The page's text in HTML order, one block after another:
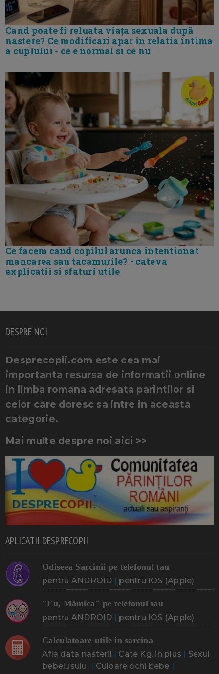
Cand poate fi reluata viața sexuala după
nastere? Ce modificari apar in relatia intima
a cuplului - ce e normal si ce nu
Ce facem cand copilul arunca intentionat
mancarea sau tacamurile? - cateva
explicatii si sfaturi utile
DESPRE NOI
Desprecopii.com este cea mai
importanta resursa de informatii online
in limba romana adresata parintilor si
celor care doresc sa intre in aceasta
categorie.
Mai multe despre noi aici >>
APLICATII DESPRECOPII
Odiseea Sarcinii pe telefonul tau
pentru ANDROID | pentru IOS (Apple)
"Eu, Mămica" pe telefonul tau
pentru ANDROID | pentru IOS (Apple)
Calculatoare utile in sarcina
Afla data nasterii | Cate Kg. in plus | Sexul
bebelusului | Culoare ochi bebe |